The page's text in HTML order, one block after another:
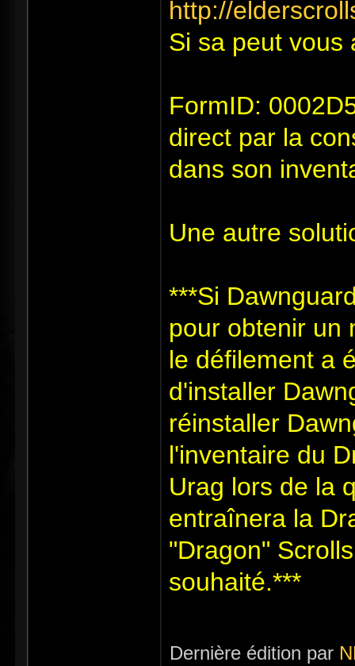
http://
Si sa peut
FormID:
direct par la
dans son
Une autre
***Si
pour obtenir un
le défilement a
d'installer
réinstaller
l'inventaire du
Urag lors de la
entraînera la
"Dragon"
souhaité.***
Dernière édition par